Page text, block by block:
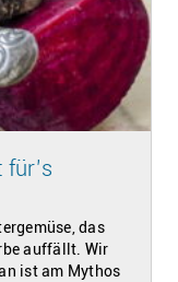
das
auffällt. Wir
ist am Mythos